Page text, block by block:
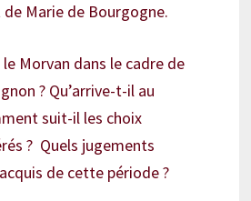
Marie de Bourgogne.
le Morvan dans le cadre de
? Qu’arrive-t-il au
suit-il les choix
? Quels jugements
de cette période ?